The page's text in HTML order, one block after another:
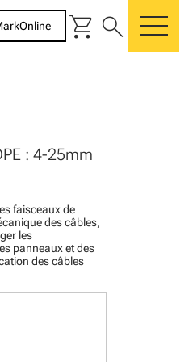
shopping_cart search
: 4-25mm
faisceaux de
des câbles,
les
panneaux et des
des câbles